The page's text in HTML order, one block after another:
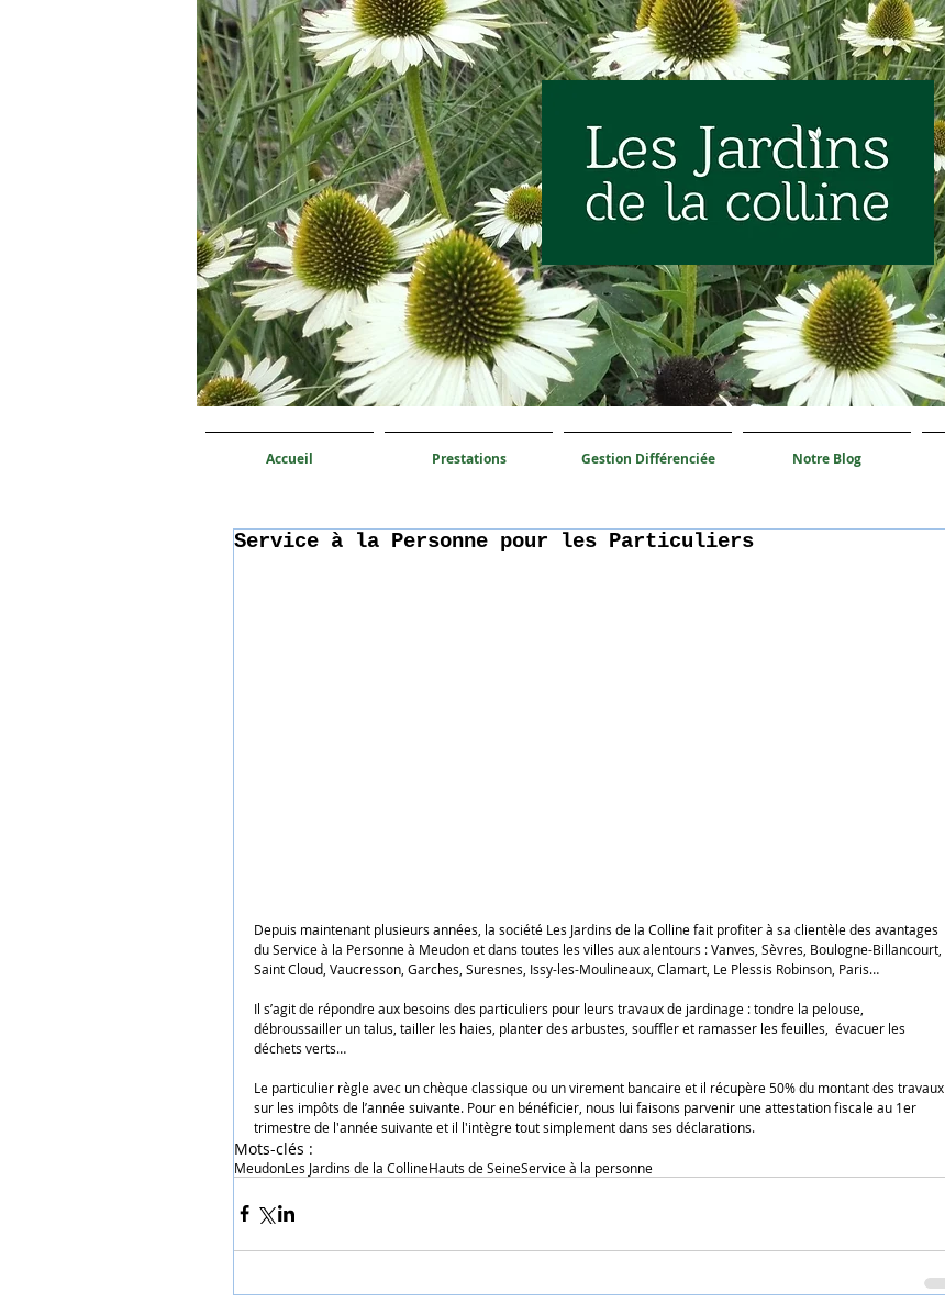
Accueil Prestations Gestion Différenciée Notre Blog
Service à la Personne pour les Particuliers
Depuis maintenant plusieurs années, la société Les Jardins de la Colline fait profiter à sa clientèle des avantages
du Service à la Personne à Meudon et dans toutes les villes aux alentours : Vanves, Sèvres, Boulogne-Billancourt,
Saint Cloud, Vaucresson, Garches, Suresnes, Issy-les-Moulineaux, Clamart, Le Plessis Robinson, Paris…
Il s’agit de répondre aux besoins des particuliers pour leurs travaux de jardinage : tondre la pelouse,
débroussailler un talus, tailler les haies, planter des arbustes, souffler et ramasser les feuilles,  évacuer les
déchets verts…
Le particulier règle avec un chèque classique ou un virement bancaire et il récupère 50% du montant des travaux
sur les impôts de l’année suivante. Pour en bénéficier, nous lui faisons parvenir une attestation fiscale au 1er
trimestre de l'année suivante et il l'intègre tout simplement dans ses déclarations.
Mots-clés :
MeudonLes Jardins de la CollineHauts de SeineService à la personne